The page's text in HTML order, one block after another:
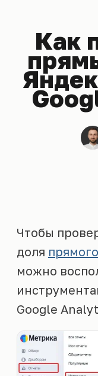
Как
Чтобы
доля
можно
Google